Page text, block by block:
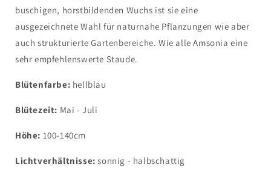
buschigen, horstbildenden Wuchs ist sie eine
ausgezeichnete Wahl für naturnahe Pflanzungen wie aber
auch strukturierte Gartenbereiche. Wie alle Amsonia eine
sehr empfehlenswerte Staude.
Blütenfarbe: hellblau
Blütezeit: Mai - Juli
Höhe: 100-140cm
Lichtverhältnisse: sonnig - halbschattig